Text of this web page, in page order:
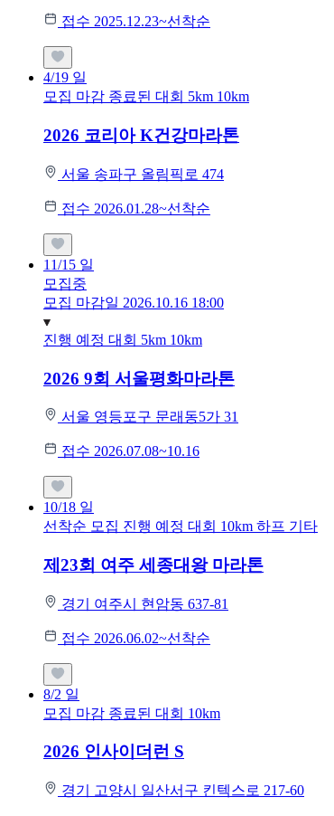
접수 2025.12.23~선착순
4/19 일
모집 마감 종료된 대회 5km 10km
2026 코리아 K건강마라톤
서울 송파구 올림픽로 474
접수 2026.01.28~선착순
11/15 일
모집중
모집 마감일 2026.10.16 18:00
진행 예정 대회 5km 10km
2026 9회 서울평화마라톤
서울 영등포구 문래동5가 31
접수 2026.07.08~10.16
10/18 일
선착순 모집 진행 예정 대회 10km 하프 기타
제23회 여주 세종대왕 마라톤
경기 여주시 현암동 637-81
접수 2026.06.02~선착순
8/2 일
모집 마감 종료된 대회 10km
2026 인사이더런 S
경기 고양시 일산서구 킨텍스로 217-60